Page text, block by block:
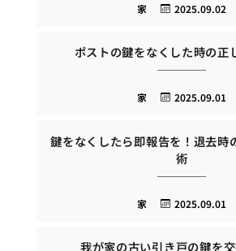
2025.09.02
家
ポストの鍵をなくした時の正
2025.09.01
家
鍵をなくしたら即報告を！退去時
術
2025.09.01
家
我が家の古い引き戸の鍵を